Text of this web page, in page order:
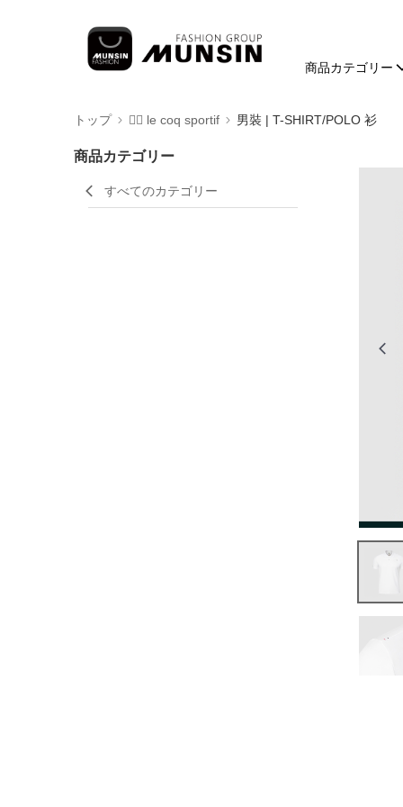
商品カテゴリー
トップ 🚴‍♂️ le coq sportif 男裝 | T-SHIRT/POLO 衫
商品カテゴリー
すべてのカテゴリー